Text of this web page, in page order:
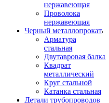
нержавеющая
Проволока
нержавеющая
Черный металлопрокат
Арматура
стальная
Двутавровая балка
Квадрат
металлический
Круг стальной
Катанка стальная
Детали трубопроводов